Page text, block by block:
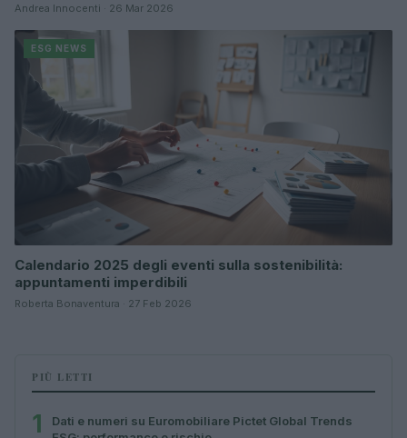
Andrea Innocenti · 26 Mar 2026
ESG NEWS
Calendario 2025 degli eventi sulla sostenibilità:
appuntamenti imperdibili
Roberta Bonaventura · 27 Feb 2026
PIÙ LETTI
1
Dati e numeri su Euromobiliare Pictet Global Trends